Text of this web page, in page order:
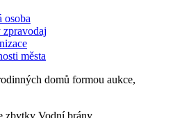
osoba
města
domů formou aukce,
zbytky Vodní brány